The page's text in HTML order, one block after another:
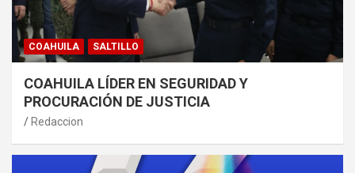
COAHUILA SALTILLO
COAHUILA LÍDER EN SEGURIDAD Y
PROCURACIÓN DE JUSTICIA
Redaccion